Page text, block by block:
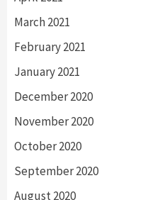
March 2021
February 2021
January 2021
December 2020
November 2020
October 2020
September 2020
August 2020